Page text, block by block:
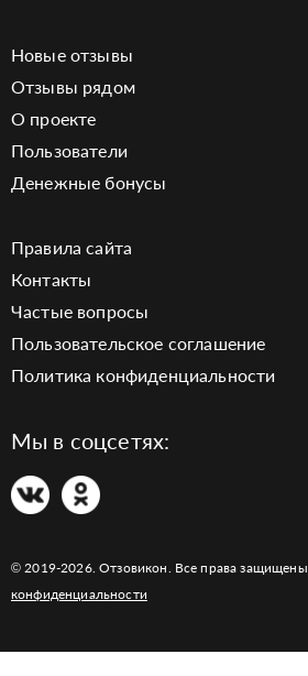
Новые отзывы
Отзывы рядом
О проекте
Пользователи
Денежные бонусы
Правила сайта
Контакты
Частые вопросы
Пользовательское соглашение
Политика конфиденциальности
Мы в соцсетях:
© 2019-2026. Отзовикон. Все права защищены.
конфиденциальности